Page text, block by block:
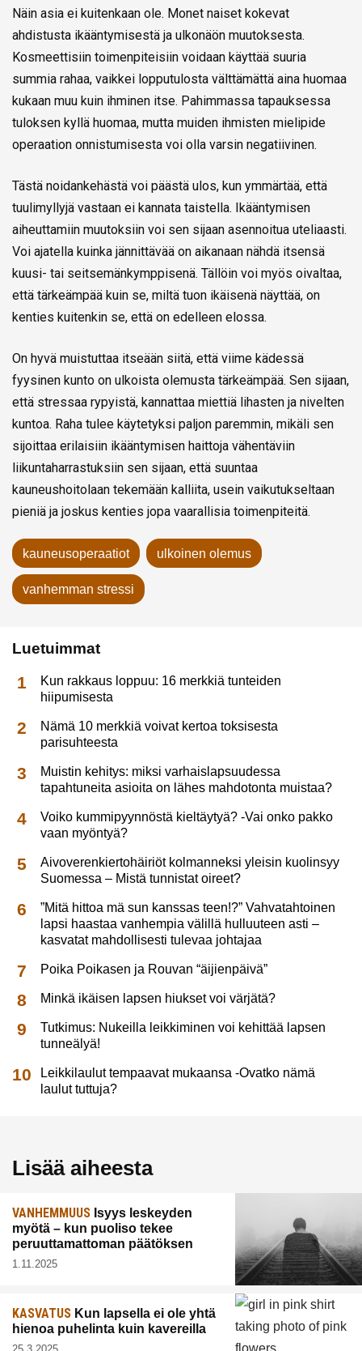
Näin asia ei kuitenkaan ole. Monet naiset kokevat
ahdistusta ikääntymisestä ja ulkonäön muutoksesta.
Kosmeettisiin toimenpiteisiin voidaan käyttää suuria
summia rahaa, vaikkei lopputulosta välttämättä aina huomaa
kukaan muu kuin ihminen itse. Pahimmassa tapauksessa
tuloksen kyllä huomaa, mutta muiden ihmisten mielipide
operaation onnistumisesta voi olla varsin negatiivinen.
Tästä noidankehästä voi päästä ulos, kun ymmärtää, että
tuulimyllyjä vastaan ei kannata taistella. Ikääntymisen
aiheuttamiin muutoksiin voi sen sijaan asennoitua uteliaasti.
Voi ajatella kuinka jännittävää on aikanaan nähdä itsensä
kuusi- tai seitsemänkymppisenä. Tällöin voi myös oivaltaa,
että tärkeämpää kuin se, miltä tuon ikäisenä näyttää, on
kenties kuitenkin se, että on edelleen elossa.
On hyvä muistuttaa itseään siitä, että viime kädessä
fyysinen kunto on ulkoista olemusta tärkeämpää. Sen sijaan,
että stressaa rypyistä, kannattaa miettiä lihasten ja nivelten
kuntoa. Raha tulee käytetyksi paljon paremmin, mikäli sen
sijoittaa erilaisiin ikääntymisen haittoja vähentäviin
liikuntaharrastuksiin sen sijaan, että suuntaa
kauneushoitolaan tekemään kalliita, usein vaikutukseltaan
pieniä ja joskus kenties jopa vaarallisia toimenpiteitä.
kauneusoperaatiot ulkoinen olemus
vanhemman stressi
Luetuimmat
Kun rakkaus loppuu: 16 merkkiä tunteiden
hiipumisesta
Nämä 10 merkkiä voivat kertoa toksisesta
parisuhteesta
Muistin kehitys: miksi varhaislapsuudessa
tapahtuneita asioita on lähes mahdotonta muistaa?
Voiko kummipyynnöstä kieltäytyä? -Vai onko pakko
vaan myöntyä?
Aivoverenkiertohäiriöt kolmanneksi yleisin kuolinsyy
Suomessa – Mistä tunnistat oireet?
”Mitä hittoa mä sun kanssas teen!?” Vahvatahtoinen
lapsi haastaa vanhempia välillä hulluuteen asti –
kasvatat mahdollisesti tulevaa johtajaa
Poika Poikasen ja Rouvan “äijienpäivä”
Minkä ikäisen lapsen hiukset voi värjätä?
Tutkimus: Nukeilla leikkiminen voi kehittää lapsen
tunneälyä!
Leikkilaulut tempaavat mukaansa -Ovatko nämä
laulut tuttuja?
Lisää aiheesta
VANHEMMUUS Isyys leskeyden
myötä – kun puoliso tekee
peruuttamattoman päätöksen
1.11.2025
KASVATUS Kun lapsella ei ole yhtä
hienoa puhelinta kuin kavereilla